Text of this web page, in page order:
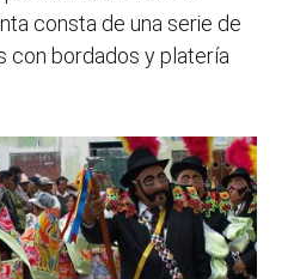
consta de una serie de
con bordados y platería